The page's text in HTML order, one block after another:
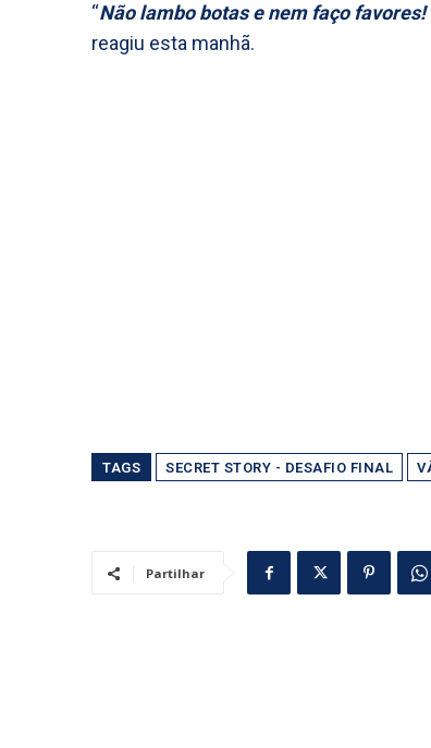
“Não lambo botas e nem faço
reagiu esta manhã.
TAGS SECRET STORY - DESAFIO FINAL
Partilhar